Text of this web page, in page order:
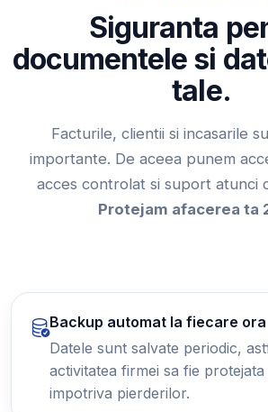
Siguranta
documentele si
tale.
Facturile, clientii si incasarile
importante. De aceea punem
acces controlat si suport atunci
Protejam afacerea ta
Backup automat la fiecare ora
Datele sunt salvate periodic,
activitatea firmei sa fie
impotriva pierderilor.